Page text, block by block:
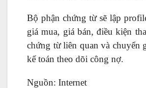
Bộ phận chứng từ sẽ lập
giá mua, giá bán, điều kiện
chứng từliên quan và chuyển
kế toán theo dõi công nợ.
Nguồn: Internet